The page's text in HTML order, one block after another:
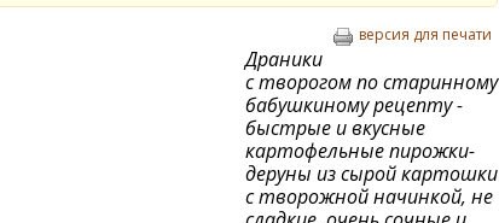
версия для печати
Драники
с творогом по старинному
бабушкиному рецепту -
быстрые и вкусные
картофельные пирожки-
деруны из сырой картошки
с творожной начинкой, не